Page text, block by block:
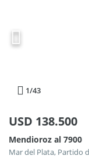
1/43
USD 138.500
Mendioroz al 7900
Mar del Plata, Partido